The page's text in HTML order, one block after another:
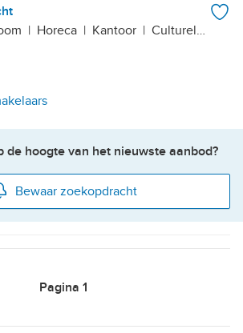
| Horeca | Kantoor | Culturele instelling
de hoogte van het nieuwste aanbod?
Bewaar zoekopdracht
Pagina 1